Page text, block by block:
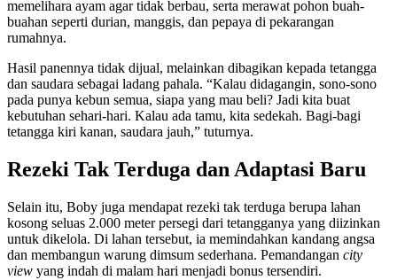
memelihara ayam agar tidak berbau, serta merawat pohon buah-
buahan seperti durian, manggis, dan pepaya di pekarangan
rumahnya.
Hasil panennya tidak dijual, melainkan dibagikan kepada tetangga
dan saudara sebagai ladang pahala. “Kalau didagangin, sono-sono
pada punya kebun semua, siapa yang mau beli? Jadi kita buat
kebutuhan sehari-hari. Kalau ada tamu, kita sedekah. Bagi-bagi
tetangga kiri kanan, saudara jauh,” tuturnya.
Rezeki Tak Terduga dan Adaptasi Baru
Selain itu, Boby juga mendapat rezeki tak terduga berupa lahan
kosong seluas 2.000 meter persegi dari tetangganya yang diizinkan
untuk dikelola. Di lahan tersebut, ia memindahkan kandang angsa
dan membangun warung dimsum sederhana. Pemandangan city
view yang indah di malam hari menjadi bonus tersendiri.